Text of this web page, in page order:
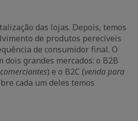
das lojas. Depois, temos
de produtos perecíveis
de consumidor final. O
dois grandes mercados: o B2B
) e o B2C (venda para
cada um deles temos